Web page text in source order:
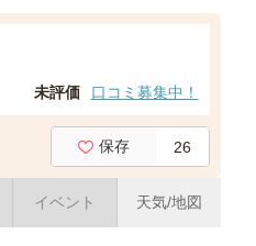
未評価 口コミ募集中！
保存 26
イベント 天気/地図